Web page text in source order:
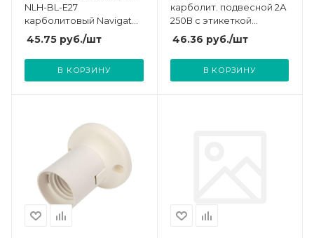
NLH-BL-E27
карболитовый Navigator
71606
45.75 руб./шт
В КОРЗИНУ
карболит. подвесной 2А
250В c этикеткой
UNIVersal 5565167
46.36 руб./шт
В КОРЗИНУ